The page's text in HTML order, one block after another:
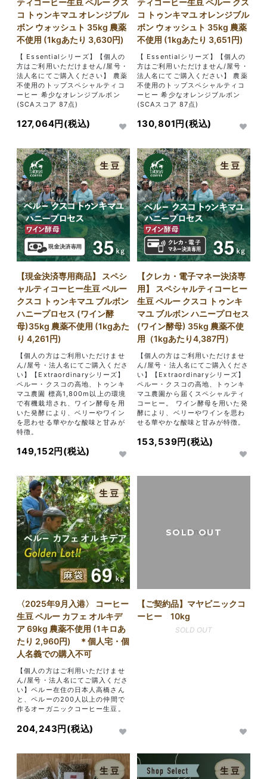
コ トゥンキマユ オレンジブル
ボン ウォッシュト 35kg 農薬
不使用 (1kgあたり 3,630円)
【 Essentialシリーズ】【個人の
方はご利用いただけません/屋号・
法人名にてご購入ください】 農薬
不使用のトップスペシャルティコ
ーヒー 希少なオレンジブルボン
(SCAスコア 87点)
127,064円(税込)
コ トゥンキマユ オレンジブル
ボン ウォッシュト 35kg 農薬
不使用 (1kgあたり 3,651円)
【 Essentialシリーズ】【個人の
方はご利用いただけません/屋号・
法人名にてご購入ください】 農薬
不使用のトップスペシャルティコ
ーヒー 希少なオレンジブルボン
(SCAスコア 87点)
130,801円(税込)
【現金決済専用商品】 スペシ
ャルティコーヒー生豆 ペルー
クスコ トゥンキマユ ブルボン
ハニープロセス (ワイン酵
母)35kg 農薬不使用 (1kgあた
り 4,261円)
【個人の方はご利用いただけませ
ん/屋号・法人名にてご購入くださ
い】【Extraordinaryシリーズ】
ペルー・クスコの高地、トゥンキ
マユ農園 標高1,800m以上の環境
で有機栽培され、ワイン酵母を用
いた発酵により、ベリーやワイン
を思わせる華やかな酸味と甘みが
特徴。
149,152円(税込)
【クレカ・電子マネー決済専
用】 スペシャルティコーヒー
生豆 ペルー クスコ トゥンキ
マユ ブルボン ハニープロセス
(ワイン酵母) 35kg 農薬不使
用（1kgあたり4,387円）
【個人の方はご利用いただけませ
ん/屋号・法人名にてご購入くださ
い】【Extraordinaryシリーズ】
ペルー・クスコの高地、トゥンキ
マユ農園から届くスペシャルティ
コーヒー。 ワイン酵母を用いた発
酵により、ベリーやワインを思わ
せる華やかな酸味と甘みが特徴。
153,539円(税込)
〈2025年9月入港〉 コーヒー
生豆 ペルー カフェ オルキデ
ア 69kg 農薬不使用 (1キロあ
たり 2,960円) ＊個人宅・個
人名義での購入不可
【個人の方はご利用いただけませ
ん/屋号・法人名にてご購入くださ
い】ペルー在住の日本人高橋さん
と、ペルーの200人以上の仲間で
作るオーガニックコーヒー生豆。
204,243円(税込)
【ご契約品】マヤビニックコ
ーヒー 10kg
SOLD OUT